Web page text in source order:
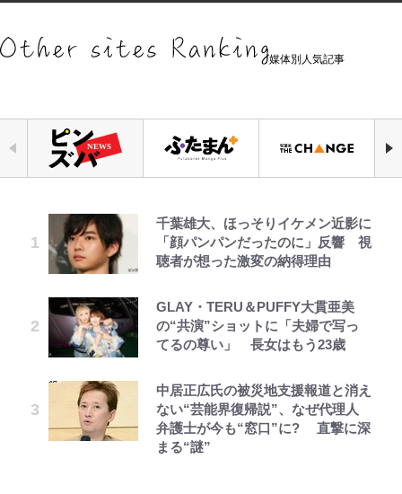
媒体別人気記事
千葉雄大、ほっそりイケメン近影に
「顔パンパンだったのに」反響 視
聴者が想った激変の納得理由
GLAY・TERU＆PUFFY大貫亜美
の“共演”ショットに「夫婦で写っ
てるの尊い」 長女はもう23歳
中居正広氏の被災地支援報道と消え
ない“芸能界復帰説”、なぜ代理人
弁護士が今も“窓口”に? 直撃に深
まる“謎”
「自分の絵ごと、このジャンルはそ
ろそろ終わりかな」江口寿史が炎上
を経て樋口毅宏に語ったこと
映画『ちいかわ』入場者特典「第２
弾」がスタート！まさかの人気アイ
テムに称賛続々「豪華すぎる！」
1万円超えも「納得のクオリティ」
『この素晴らしい世界に祝福を！』
10万針以上の密度で再現された“め
ぐみん刺繍ワークシャツ”にファン
錦織一清の写真集はなぜ私服なの
か…高級ブランドをやめ等身大の自
分を表現する現在「ちゃんとおじい
藤原紀香が23年間続けるボランテ
ィア活動の原動力は…「偽善者だ」
「のりの芝居は観たいと」藤原紀香
が明かす夫・片岡愛之助との関係
性…互いに一番のお客さんで刺激を
【キャンプ自己啓発】増えすぎたギ
アを棚卸し！ “ウルトラライト” 目
指した「自分スタイル」再構築でわ
とは
荒々しい「火山帯」の一端にいるこ
時間半ハイキング」パノラマ絶景レ
ポ【福島県福島市】
青く美しい「幸せのブルービー」の
｢なんじゃこりゃあああ！｣本田圭
佑の古巣ミラン、漆黒×蛍光レッド
の超絶クールな新サードユニに世界
ゃかっけえわ｣
浦和と千葉の首をかしげる主力放
手は【Jリーグ開幕｢初めての秋春
制｣の大激論】(4)
｢知念さんを煽ってたのと同じ
えびめしの流儀
でっかい男になりたいゾ
浅草は日本の心だゾ
公式-ヒロインが来る前に妊娠しま
した~詰んだはずの悪役令嬢です
が、どうやら違うようです~ 第1話
公式-冒険家になろう! ~スキルボー
ドでダンジョン攻略~ 第65話(1)
公式-超難関ダンジョンで10万年修
行した結果、世界最強に~最弱無能
の下剋上~ 第37話(1)
空の轍と大地の雲と 第1回
第3回 出版までの道のり・その2
レビュー『仮面家族』悠木シュン・
著